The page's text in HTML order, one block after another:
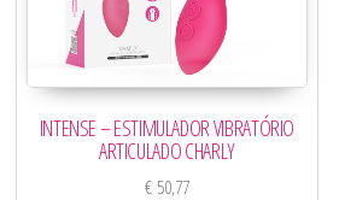
INTENSE – ESTIMULADOR VIBRATÓRIO
ARTICULADO CHARLY
€50,77